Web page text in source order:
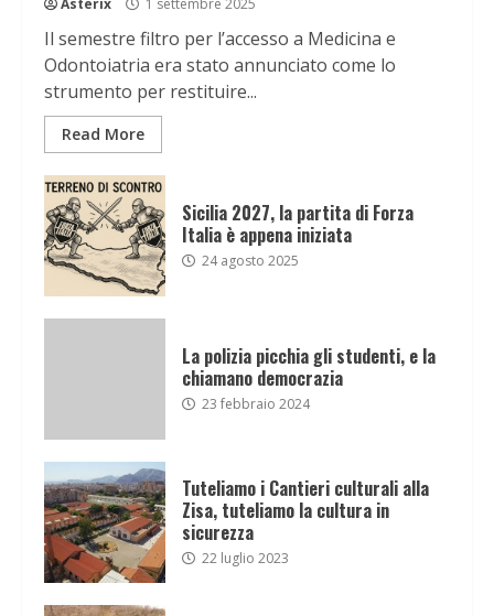
Asterix 1 settembre 2025
Il semestre filtro per l’accesso a Medicina e
Odontoiatria era stato annunciato come lo
strumento per restituire...
Read More
Sicilia 2027, la partita di Forza
Italia è appena iniziata
24 agosto 2025
La polizia picchia gli studenti, e la
chiamano democrazia
23 febbraio 2024
Tuteliamo i Cantieri culturali alla
Zisa, tuteliamo la cultura in
sicurezza
22 luglio 2023